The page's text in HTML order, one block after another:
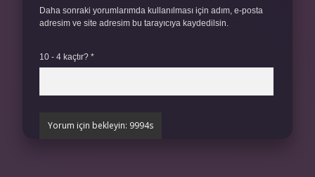
Daha sonraki yorumlarımda kullanılması için adım, e-posta
adresim ve site adresim bu tarayıcıya kaydedilsin.
10 - 4 kaçtır? *